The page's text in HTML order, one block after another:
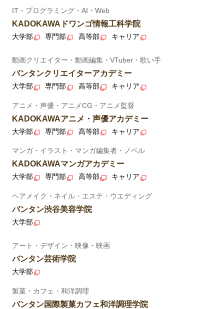
IT・プログラミング・AI・Web
KADOKAWAドワンゴ情報工科学院
大学部 専門部 高等部 キャリア
動画クリエイター・動画編集・VTuber・歌い手
バンタンクリエイターアカデミー
大学部 専門部 高等部 キャリア
アニメ・声優・アニメCG・アニメ監督
KADOKAWAアニメ・声優アカデミー
大学部 専門部 高等部 キャリア
マンガ・イラスト・マンガ編集者・ノベル
KADOKAWAマンガアカデミー
大学部 専門部 高等部 キャリア
ヘアメイク・ネイル・エステ・ウエディング
バンタン渋谷美容学院
大学部
アート・デザイン・映像・映画
バンタン芸術学院
大学部
製菓・カフェ・和洋調理
バンタン国際製菓カフェ和洋調理学院